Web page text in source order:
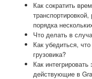
Как сократить
порядка
Что делать в
Как убедиться,
грузовика?
Как
действующие в